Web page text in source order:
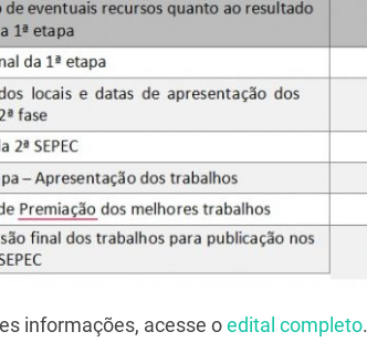
informações, acesse oedital completo.